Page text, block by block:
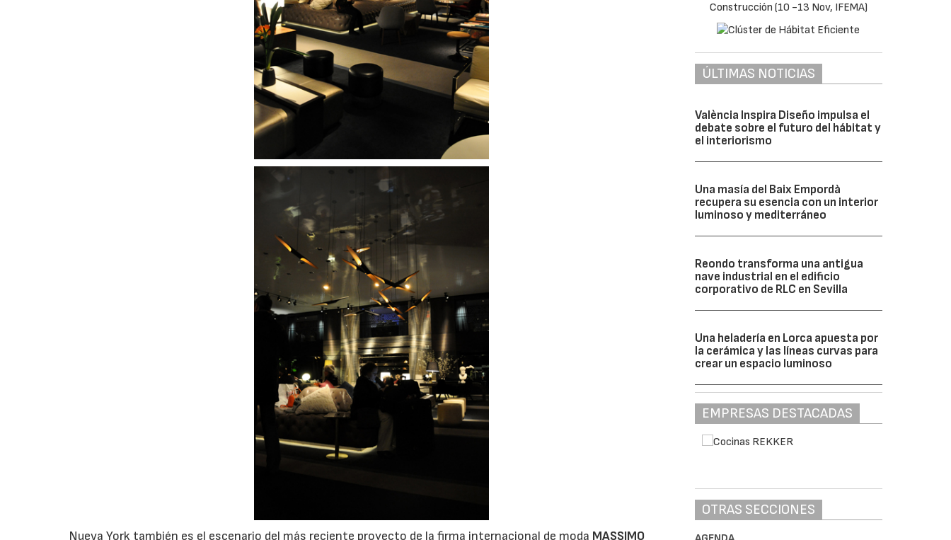
Nueva York también es el escenario del más reciente proyecto de la firma internacional de moda MASSIMO
ÚLTIMAS NOTICIAS
València Inspira Diseño impulsa el
debate sobre el futuro del hábitat y
el interiorismo
Una masía del Baix Empordà
recupera su esencia con un interior
luminoso y mediterráneo
Reondo transforma una antigua
nave industrial en el edificio
corporativo de RLC en Sevilla
Una heladería en Lorca apuesta por
la cerámica y las líneas curvas para
crear un espacio luminoso
EMPRESAS DESTACADAS
OTRAS SECCIONES